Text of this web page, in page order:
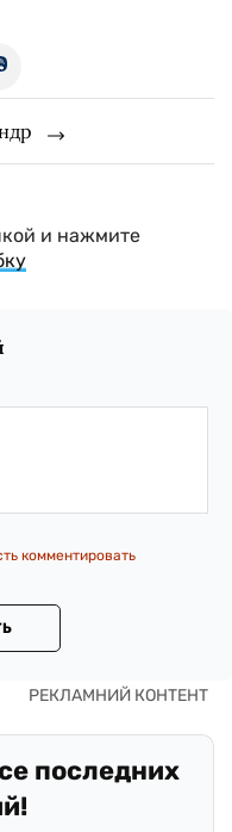
и нажмите
комментировать
последних